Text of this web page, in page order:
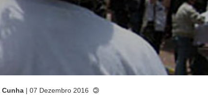
Cunha| 07 Dezembro 2016